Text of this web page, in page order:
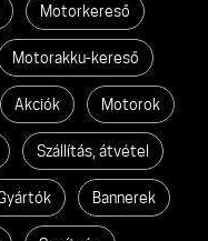
Motorkereső
Motorakku-kereső
Akciók Motorok
Szállítás, átvétel
Bannerek